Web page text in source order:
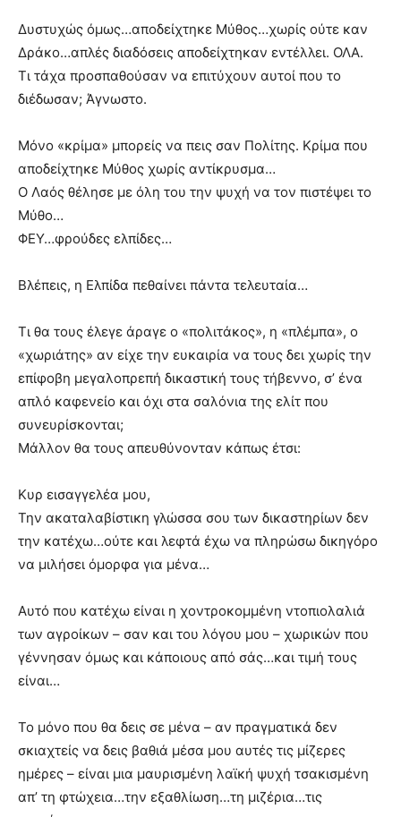
Δυστυχώς όμως…αποδείχτηκε Μύθος…χωρίς ούτε καν
Δράκο…απλές διαδόσεις αποδείχτηκαν εντέλλει. ΟΛΑ.
Τι τάχα προσπαθούσαν να επιτύχουν αυτοί που το
διέδωσαν; Άγνωστο.
Μόνο «κρίμα» μπορείς να πεις σαν Πολίτης. Κρίμα που
αποδείχτηκε Μύθος χωρίς αντίκρυσμα…
Ο Λαός θέλησε με όλη του την ψυχή να τον πιστέψει το
Μύθο…
ΦΕΥ…φρούδες ελπίδες…
Βλέπεις, η Ελπίδα πεθαίνει πάντα τελευταία…
Τι θα τους έλεγε άραγε ο «πολιτάκος», η «πλέμπα», ο
«χωριάτης» αν είχε την ευκαιρία να τους δει χωρίς την
επίφοβη μεγαλοπρεπή δικαστική τους τήβεννο, σ’ ένα
απλό καφενείο και όχι στα σαλόνια της ελίτ που
συνευρίσκονται;
Μάλλον θα τους απευθύνονταν κάπως έτσι:
Κυρ εισαγγελέα μου,
Την ακαταλαβίστικη γλώσσα σου των δικαστηρίων δεν
την κατέχω…ούτε και λεφτά έχω να πληρώσω δικηγόρο
να μιλήσει όμορφα για μένα…
Αυτό που κατέχω είναι η χοντροκομμένη ντοπιολαλιά
των αγροίκων – σαν και του λόγου μου – χωρικών που
γέννησαν όμως και κάποιους από σάς…και τιμή τους
είναι…
Το μόνο που θα δεις σε μένα – αν πραγματικά δεν
σκιαχτείς να δεις βαθιά μέσα μου αυτές τις μίζερες
ημέρες – είναι μια μαυρισμένη λαϊκή ψυχή τσακισμένη
απ’ τη φτώχεια…την εξαθλίωση…τη μιζέρια…τις